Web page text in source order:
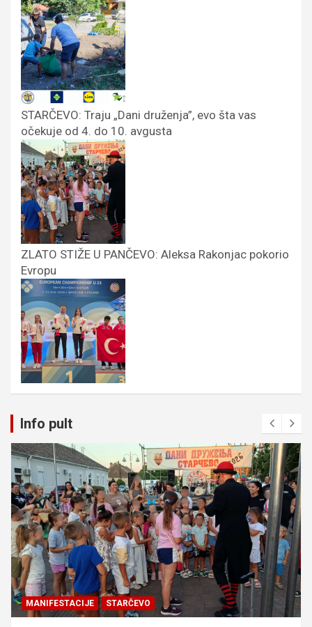
STARČEVO: Traju „Dani druženja”, evo šta vas
očekuje od 4. do 10. avgusta
ZLATO STIŽE U PANČEVO: Aleksa Rakonjac pokorio
Evropu
Info pult
MANIFESTACIJE STARČEVO